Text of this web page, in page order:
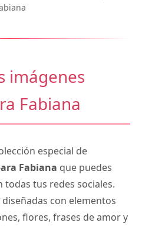
imágenes
Fabiana
especial de
Fabiana que puedes
tus redes sociales.
con elementos
flores, frases de amor y